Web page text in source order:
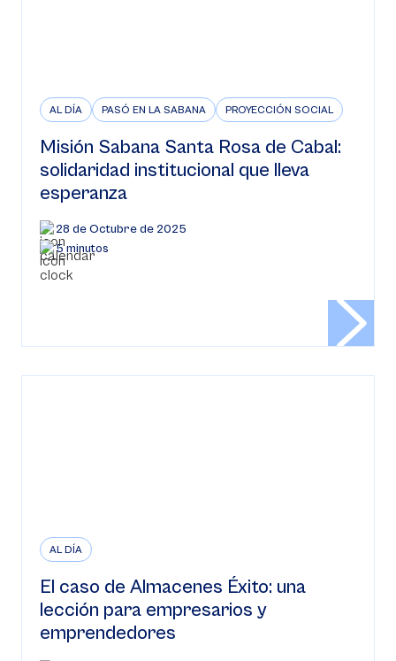
AL DÍA PASÓ EN LA SABANA PROYECCIÓN SOCIAL
Misión Sabana Santa Rosa de Cabal:
solidaridad institucional que lleva
esperanza
28 de Octubre de 2025
5 minutos
AL DÍA
El caso de Almacenes Éxito: una
lección para empresarios y
emprendedores